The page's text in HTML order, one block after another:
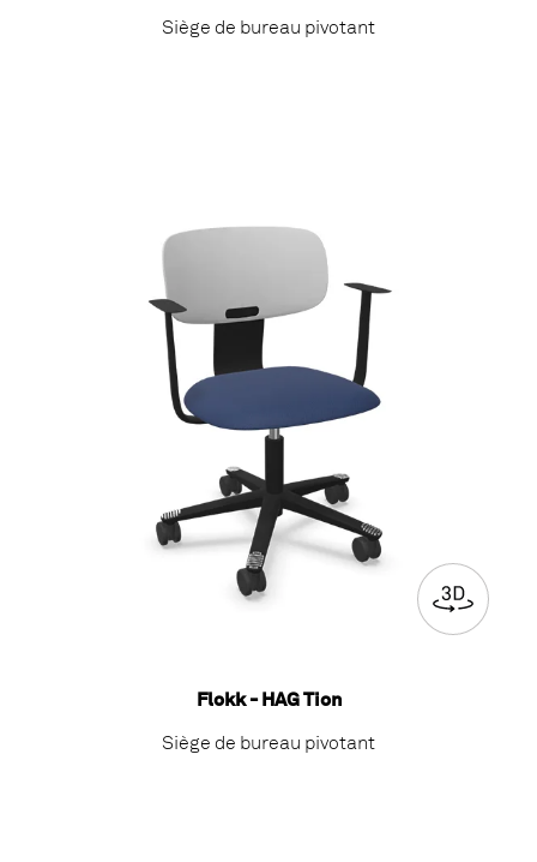
Siège de bureau pivotant
Flokk - HAG Tion
Siège de bureau pivotant